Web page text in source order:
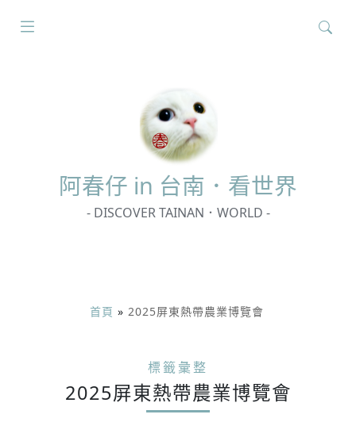
阿春仔 in 台南．看世界
- DISCOVER TAINAN．WORLD -
首頁 » 2025屏東熱帶農業博覽會
標籤彙整
2025屏東熱帶農業博覽會